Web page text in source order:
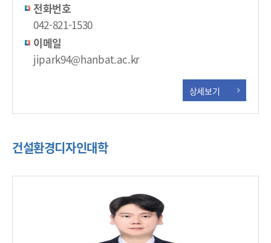
전화번호
042-821-1530
이메일
jipark94@hanbat.ac.kr
상세보기
건설환경디자인대학